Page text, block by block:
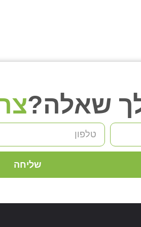
שאלה?
שליחה